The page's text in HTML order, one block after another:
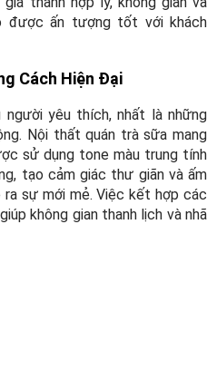
được ấn tượng tốt với khách
Cách Hiện Đại
yêu thích, nhất là những
Nội thất quán trà sữa mang
sử dụng tone màu trung tính
tạo cảm giác thư giãn và ấm
ra sự mới mẻ.Việc kết hợp các
không gian thanh lịch và nhã